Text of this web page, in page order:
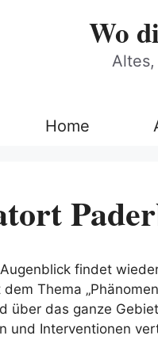
Wo
Home
findet
dem Thema
über das ganze
und Interventionen